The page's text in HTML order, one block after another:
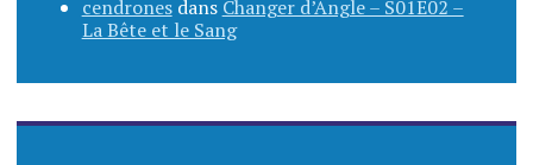
cendronesdans Changer d’Angle – S01E02 –
La Bête et le Sang